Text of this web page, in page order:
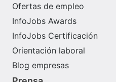
Ofertas de empleo
InfoJobs Awards
InfoJobs Certificación
Orientación laboral
Blog empresas